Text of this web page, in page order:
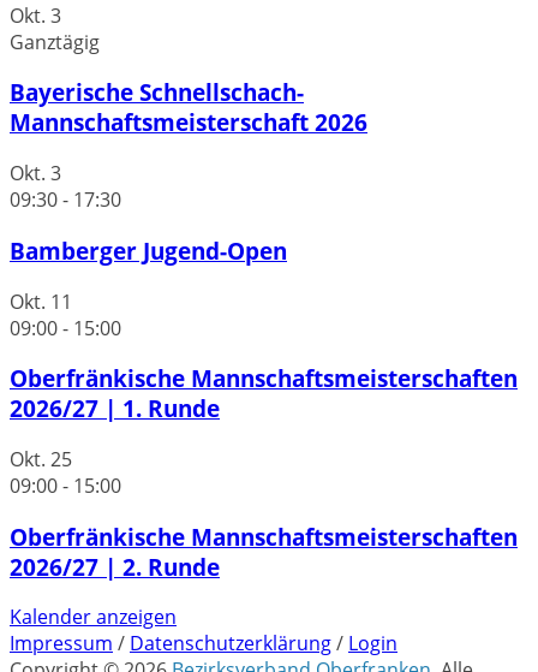
Okt. 3
Ganztägig
Bayerische Schnellschach-
Mannschaftsmeisterschaft 2026
Okt. 3
09:30- 17:30
Bamberger Jugend-Open
Okt. 11
09:00- 15:00
Oberfränkische Mannschaftsmeisterschaften
2026/27 | 1. Runde
Okt. 25
09:00- 15:00
Oberfränkische Mannschaftsmeisterschaften
2026/27 | 2. Runde
Kalender anzeigen
Impressum / Datenschutzerklärung/ Login